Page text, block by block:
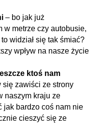
– bo jak już
w metrze czy autobusie,
widział się tak śmiać?
wpływ na nasze życie
ktoś nam
się zawiści ze strony
naszym kraju ze
jak bardzo coś nam nie
cieszyć się ze